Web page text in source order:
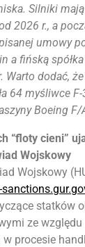
Silniki
2026 r., a
umowy
a fińską
Warto dodać,
64 myśliwce
Boeing F/
“floty cieni”
Wojskowy
Wojskowy
statków
ze
procesie